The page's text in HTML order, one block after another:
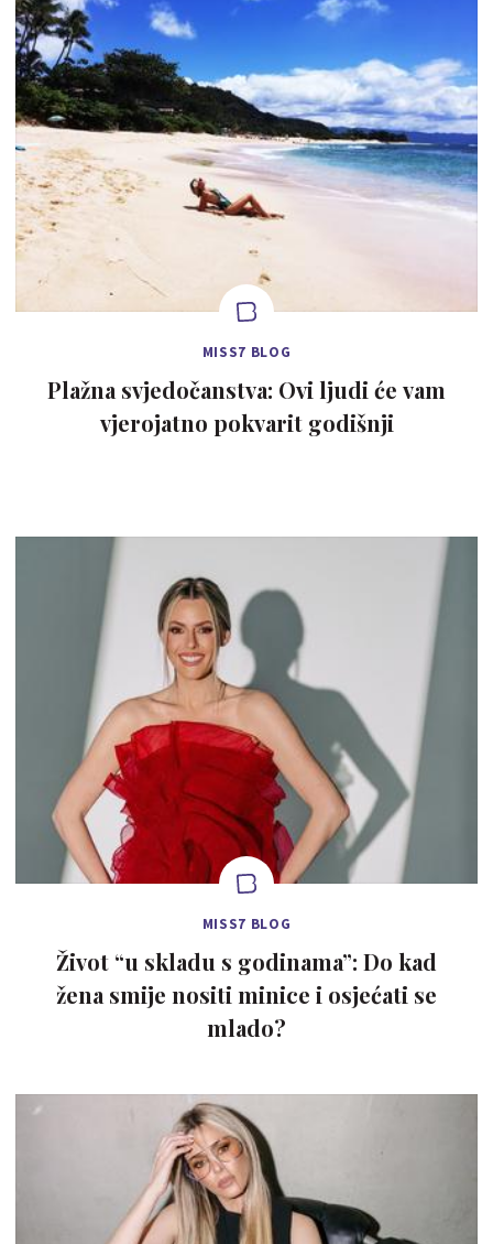
MISS7 BLOG
Plažna svjedočanstva: Ovi ljudi će vam
vjerojatno pokvarit godišnji
MISS7 BLOG
Život “u skladu s godinama”: Do kad
žena smije nositi minice i osjećati se
mlado?